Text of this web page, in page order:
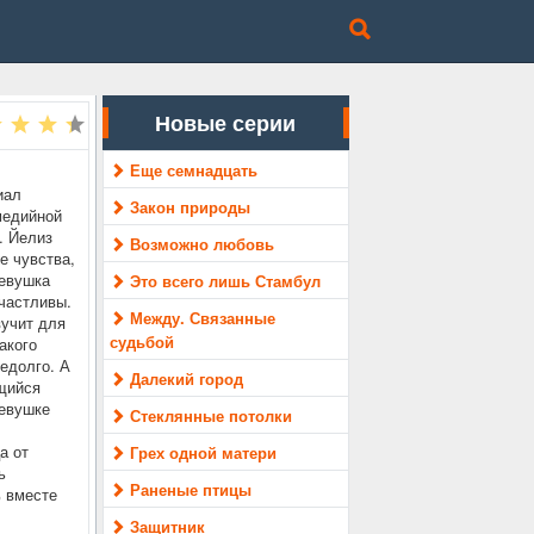
Йелиз
чувства,
для
А
от
вместе
Новые серии
Еще семнадцать
Закон природы
Возможно любовь
Это всего лишь Стамбул
Между. Связанные
судьбой
Далекий город
Стеклянные потолки
Грех одной матери
Раненые птицы
Защитник